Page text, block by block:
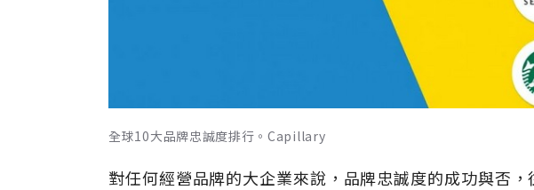
全球10大品牌忠誠度排行。Capillary
對任何經營品牌的大企業來說，品牌忠誠度的成功與否